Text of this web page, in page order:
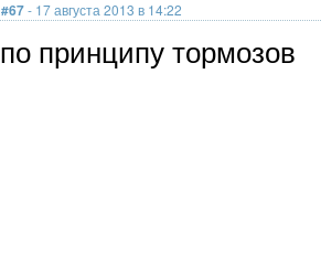
#67- 17 августа 2013 в 14:22
по принципу тормозов